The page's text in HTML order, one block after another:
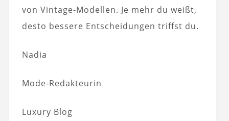
von Vintage-Modellen. Je mehr du weißt,
desto bessere Entscheidungen triffst du.
Nadia
Mode-Redakteurin
Luxury Blog